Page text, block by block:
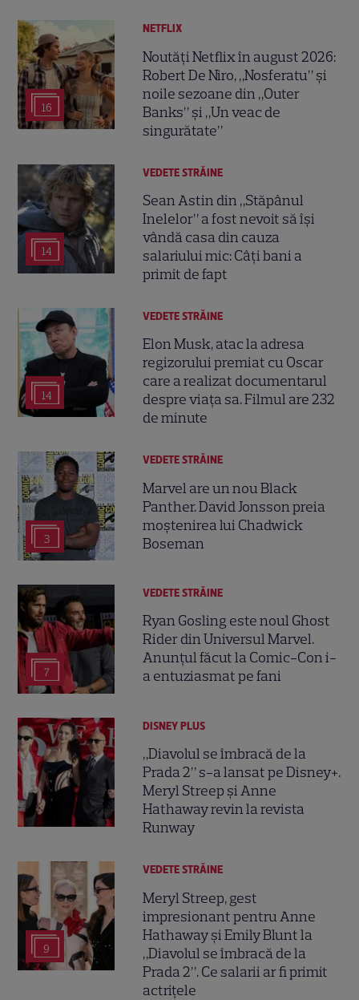
16
NETFLIX
Noutăți Netflix în august 2026:
Robert De Niro, „Nosferatu” și
noile sezoane din „Outer
Banks” și „Un veac de
singurătate”
14
VEDETE STRĂINE
Sean Astin din „Stăpânul
Inelelor” a fost nevoit să își
vândă casa din cauza
salariului mic: Câți bani a
primit de fapt
14
VEDETE STRĂINE
Elon Musk, atac la adresa
regizorului premiat cu Oscar
care a realizat documentarul
despre viața sa. Filmul are 232
de minute
3
VEDETE STRĂINE
Marvel are un nou Black
Panther. David Jonsson preia
moștenirea lui Chadwick
Boseman
7
VEDETE STRĂINE
Ryan Gosling este noul Ghost
Rider din Universul Marvel.
Anunțul făcut la Comic-Con i-
a entuziasmat pe fani
DISNEY PLUS
„Diavolul se îmbracă de la
Prada 2” s-a lansat pe Disney+.
Meryl Streep și Anne
Hathaway revin la revista
Runway
9
VEDETE STRĂINE
Meryl Streep, gest
impresionant pentru Anne
Hathaway și Emily Blunt la
„Diavolul se îmbracă de la
Prada 2”. Ce salarii ar fi primit
actrițele